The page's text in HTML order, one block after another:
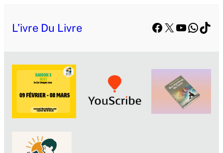
L’ivre Du Livre Facebook
X YouTube